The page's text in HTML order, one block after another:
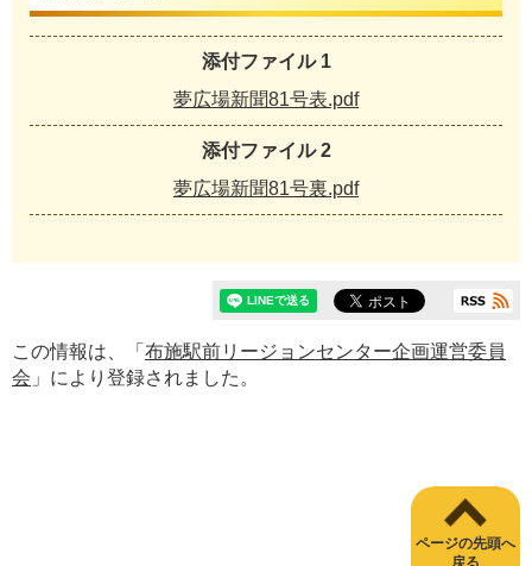
添付ファイル 1
夢広場新聞81号表.pdf
添付ファイル 2
夢広場新聞81号裏.pdf
この情報は、「 布施駅前リージョンセンター企画運営委員
会 」により登録されました。
ページの先頭へ